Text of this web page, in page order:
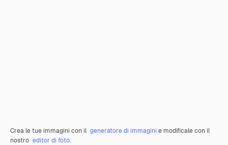
Crea le tue immagini con il generatore di immagini e modificale con il
nostro editor di foto.